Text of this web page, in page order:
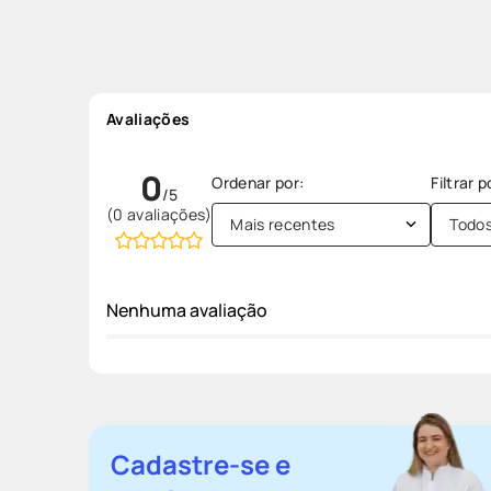
Avaliações
0
(0 avaliações) Mais recentes
Nenhuma avaliação
Cadastre-se e